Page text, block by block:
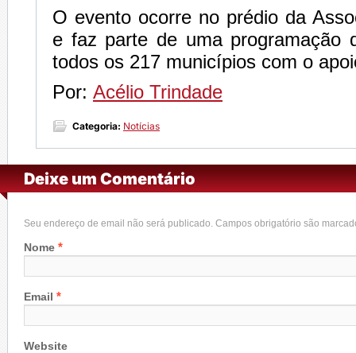
O evento ocorre no prédio da
e faz parte de uma programação
todos os 217 municípios com o
Por: Acélio Trindade
Categoria: Notícias
Deixe um Comentário
Seu endereço de email não será publicado. Campos obrigatório são
Nome *
Email *
Website